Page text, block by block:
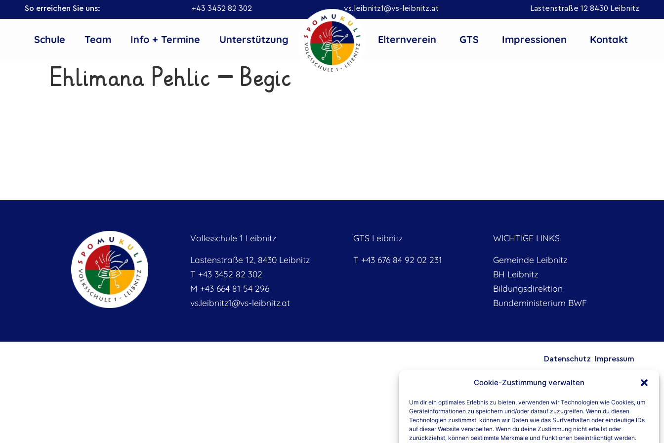
Cookie-Zustimmung verwalten
Um dir ein optimales Erlebnis zu bieten, verwenden wir Technologien wie Cookies, um
Geräteinformationen zu speichern und/oder darauf zuzugreifen. Wenn du diesen
Technologien zustimmst, können wir Daten wie das Surfverhalten oder eindeutige IDs
auf dieser Website verarbeiten. Wenn du deine Zustimmung nicht erteilst oder
zurückziehst, können bestimmte Merkmale und Funktionen beeinträchtigt werden.
So erreichen Sie uns: +43 3452 82 302 vs.leibnitz1@vs-leibnitz.at Lastenstraße 12 8430 Leibnitz
Schule Team Info + Termine Unterstützung Elternverein GTS Impressionen Kontakt
Ehlimana Pehlic – Begic
Volksschule 1 Leibnitz
Lastenstraße 12, 8430 Leibnitz
T +43 3452 82 302
M +43 664 81 54 296
vs.leibnitz1@vs-leibnitz.at
GTS Leibnitz
T +43 676 84 92 02 231
WICHTIGE LINKS
Gemeinde Leibnitz
BH Leibnitz
Bildungsdirektion
Bundeministerium BWF
Datenschutz Impressum